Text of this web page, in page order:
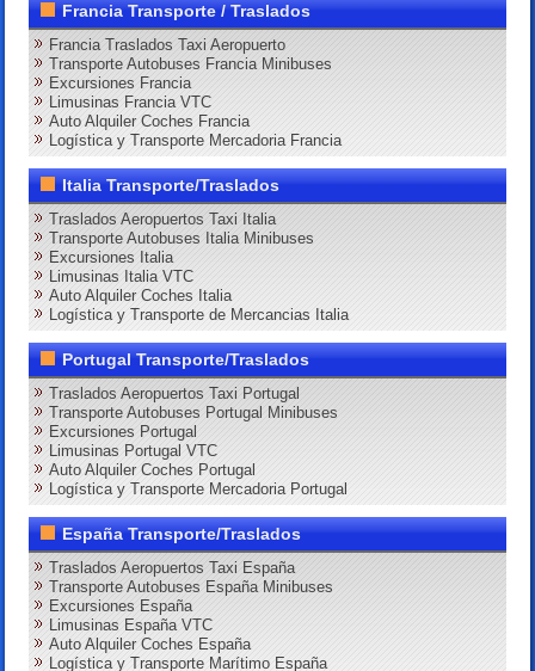
Francia Transporte / Traslados
Francia Traslados Taxi Aeropuerto
Transporte Autobuses Francia Minibuses
Excursiones Francia
Limusinas Francia VTC
Auto Alquiler Coches Francia
Logística y Transporte Mercadoria Francia
Italia Transporte/Traslados
Traslados Aeropuertos Taxi Italia
Transporte Autobuses Italia Minibuses
Excursiones Italia
Limusinas Italia VTC
Auto Alquiler Coches Italia
Logística y Transporte de Mercancias Italia
Portugal Transporte/Traslados
Traslados Aeropuertos Taxi Portugal
Transporte Autobuses Portugal Minibuses
Excursiones Portugal
Limusinas Portugal VTC
Auto Alquiler Coches Portugal
Logística y Transporte Mercadoria Portugal
España Transporte/Traslados
Traslados Aeropuertos Taxi España
Transporte Autobuses España Minibuses
Excursiones España
Limusinas España VTC
Auto Alquiler Coches España
Logística y Transporte Marítimo España